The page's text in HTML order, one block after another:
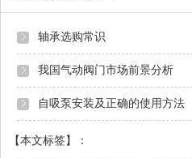
轴承选购常识
我国气动阀门市场前景分析
自吸泵安装及正确的使用方法
【本文标签】：